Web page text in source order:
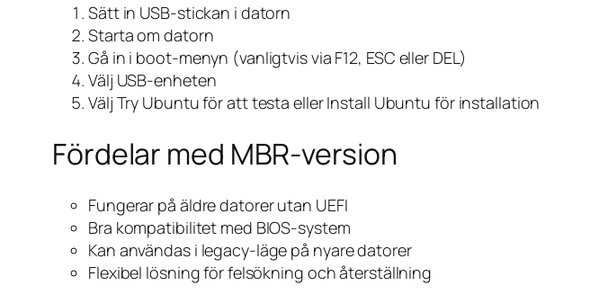
Sätt in USB-stickan i datorn
Starta om datorn
Gå in i boot-menyn (vanligtvis via F12, ESC eller DEL)
Välj USB-enheten
Välj Try Ubuntuför att testa ellerInstall Ubuntu för installation
Fördelar med MBR-version
Fungerar på äldre datorer utan UEFI
Bra kompatibilitet med BIOS-system
Kan användas i legacy-läge på nyare datorer
Flexibel lösning för felsökning och återställning